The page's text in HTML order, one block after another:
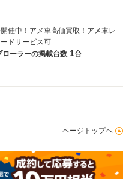
催中！アメ車高価買取！アメ車レ
ドサービス可
ローラーの掲載台数 1台
ページトップへ